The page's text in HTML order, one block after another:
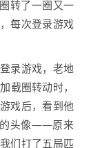
转了一圈又一
每次登录游戏
录游戏，老地
载圈转动时，
戏后，看到他
的头像——原来
们打了五局匹